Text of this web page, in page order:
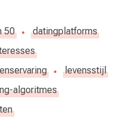
50
datingplatforms
levensstijl
algoritmes